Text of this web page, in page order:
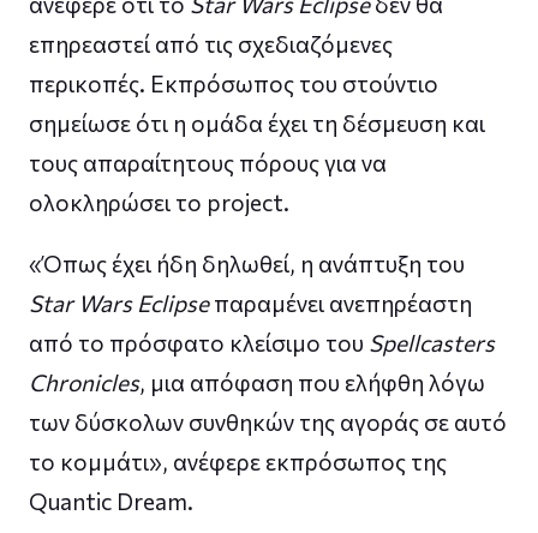
επηρεαστεί από τις σχεδιαζόμενες
περικοπές. Εκπρόσωπος του στούντιο
σημείωσε ότι η ομάδα έχει τη δέσμευση και
τους απαραίτητους πόρους για να
ολοκληρώσει το project.
«Όπως έχει ήδη δηλωθεί, η ανάπτυξη του
Star Wars Eclipseπαραμένει ανεπηρέαστη
από το πρόσφατο κλείσιμο του Spellcasters
Chronicles, μια απόφαση που ελήφθη λόγω
των δύσκολων συνθηκών της αγοράς σε αυτό
το κομμάτι», ανέφερε εκπρόσωπος της
Quantic Dream.